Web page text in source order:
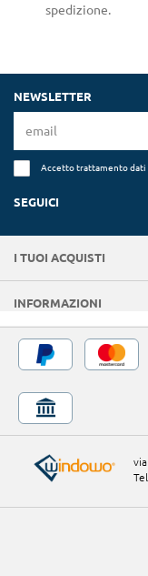
spedizione.
NEWSLETTER
Accetto trattamento dati
SEGUICI
I TUOI ACQUISTI
INFORMAZIONI